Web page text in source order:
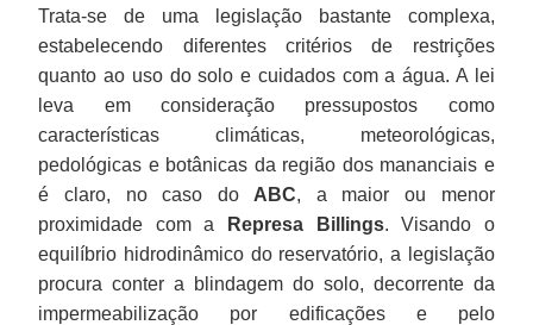
Trata-se de uma legislação bastante complexa,
estabelecendo diferentes critérios de restrições
quanto ao uso do solo e cuidados com a água. A lei
leva em consideração pressupostos como
características climáticas, meteorológicas,
pedológicas e botânicas da região dos mananciais e
é claro, no caso do ABC, a maior ou menor
proximidade com a
Represa Billings. Visando o
equilíbrio hidrodinâmico do reservatório, a legislação
procura conter a blindagem do solo, decorrente da
impermeabilização por edificações e pelo